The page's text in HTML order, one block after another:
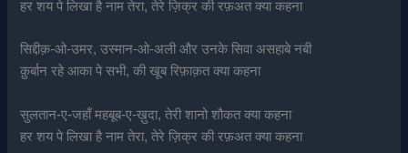
हर शय पे लिखा है नाम तेरा, तेरे ज़िक्र की रफ़अत क्या कहना
सिद्दीक़-ओ-उमर, उस्मान-ओ-अली और उनके सिवा असहाबे नबी
क़ुर्बान रहे आका पे सभी, की खूब रिफ़ाक़त क्या कहना
सुलतान-ए-जहाँ महबूब-ए-ख़ुदा, तेरी शानो शौकत क्या कहना
हर शय पे लिखा है नाम तेरा, तेरे ज़िक्र की रफ़अत क्या कहना